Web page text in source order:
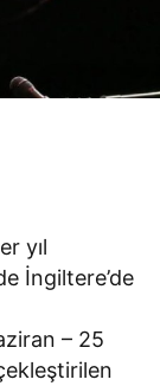
yıl
İngiltere’de
– 25